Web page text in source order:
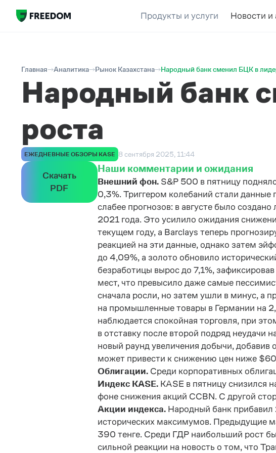
Продукты и услуги Новости и
Главная Аналитика Рынок Казахстана Народный банк сменил БЦК в
Народный банк
роста
ЕЖЕДНЕВНЫЕ ОБЗОРЫ KASE 8 сентября 2025, 11:44
Скачать
PDF
Наши комментарии и ожидания
Внешний фон. S&P 500 в пятницу
0,3%. Триггером колебаний стали
слабее прогнозов: в августе было
2021 года. Это усилило ожидания
текущем году, а Barclays теперь
реакцией на эти данные, однако затем
до 4,09%, а золото обновило
безработицы вырос до 7,1%,
мест, что превысило даже самые
сначала росли, но затем ушли в минус, а
на промышленные товары в Германии на
наблюдается спокойная торговля, при
в отставку после второй подряд
новый раунд увеличения добычи,
может привести к снижению цен ниже $60
Облигации.Среди корпоративных
Индекс KASE. KASE в пятницу снизился
фоне снижения акций CCBN. С другой
Акции индекса. Народный банк прибавил
исторических максимумов. Предыдущие
390 тенге. Среди ГДР наибольший рост
сильной реакции на новость о том, что